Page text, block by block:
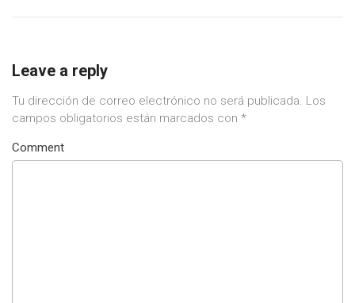
Leave a reply
Tu dirección de correo electrónico no será publicada. Los
campos obligatorios están marcados con *
Comment